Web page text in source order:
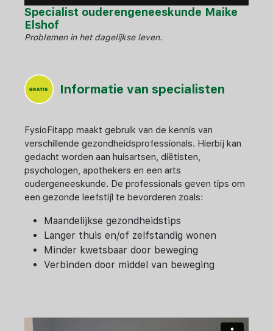
Specialist ouderengeneeskunde Maike
Elshof
Problemen in het dagelijkse leven.
Informatie van specialisten
FysioFitapp maakt gebruik van de kennis van
verschillende gezondheidsprofessionals. Hierbij kan
gedacht worden aan huisartsen, diëtisten,
psychologen, apothekers en een arts
oudergeneeskunde. De professionals geven tips om
een gezonde leefstijl te bevorderen zoals:
Maandelijkse gezondheidstips
Langer thuis en/of zelfstandig wonen
Minder kwetsbaar door beweging
Verbinden door middel van beweging